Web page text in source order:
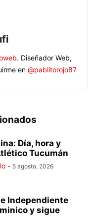
. Diseñador Web,
en @pablitorojo87
Día, hora y
Tucumán
- 5 agosto, 2026
Independiente
y sigue